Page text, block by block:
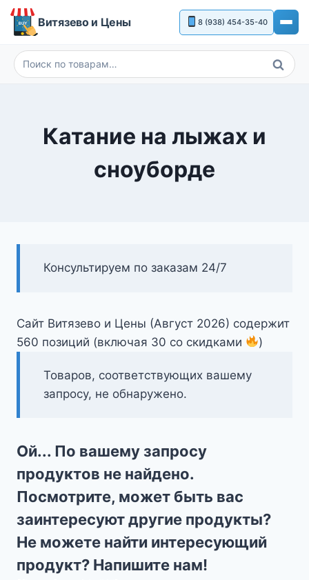
Перейти
Витязево и Цены 8 (938) 454-35-40
Искать:
Поиск
Катание на лыжах и
сноуборде
Консультируем по заказам 24/7
Сайт Витязево и Цены (Август 2026) содержит
560 позиций (включая 30 со скидками
)
Товаров, соответствующих вашему
запросу, не обнаружено.
Ой... По вашему запросу
продуктов не найдено.
Посмотрите, может быть вас
заинтересуют другие продукты?
Не можете найти интересующий
продукт? Напишите нам!